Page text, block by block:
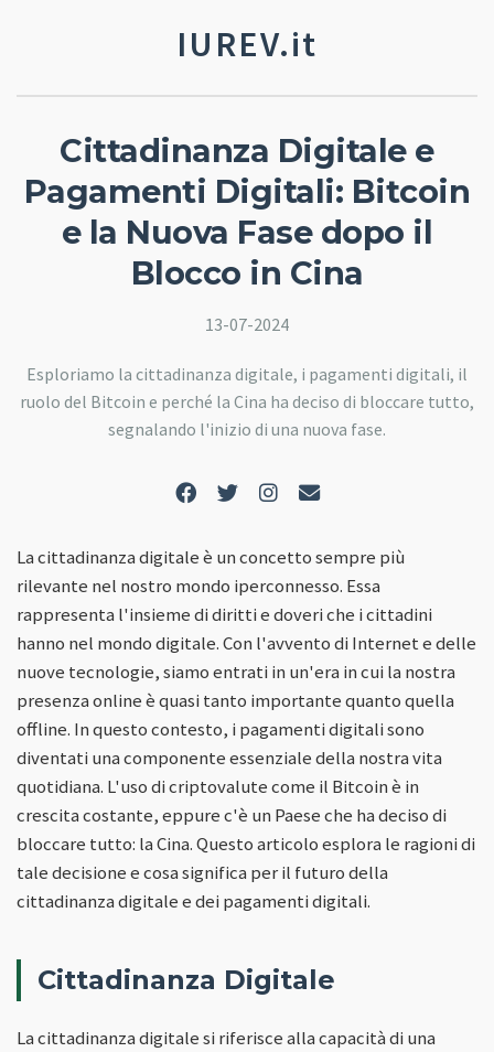
IUREV.it
Cittadinanza Digitale e
Pagamenti Digitali: Bitcoin
e la Nuova Fase dopo il
Blocco in Cina
13-07-2024
Esploriamo la cittadinanza digitale, i pagamenti digitali, il
ruolo del Bitcoin e perché la Cina ha deciso di bloccare tutto,
segnalando l'inizio di una nuova fase.
La cittadinanza digitale è un concetto sempre più
rilevante nel nostro mondo iperconnesso. Essa
rappresenta l'insieme di diritti e doveri che i cittadini
hanno nel mondo digitale. Con l'avvento di Internet e delle
nuove tecnologie, siamo entrati in un'era in cui la nostra
presenza online è quasi tanto importante quanto quella
offline. In questo contesto, i pagamenti digitali sono
diventati una componente essenziale della nostra vita
quotidiana. L'uso di criptovalute come il Bitcoin è in
crescita costante, eppure c'è un Paese che ha deciso di
bloccare tutto: la Cina. Questo articolo esplora le ragioni di
tale decisione e cosa significa per il futuro della
cittadinanza digitale e dei pagamenti digitali.
Cittadinanza Digitale
La cittadinanza digitale si riferisce alla capacità di una